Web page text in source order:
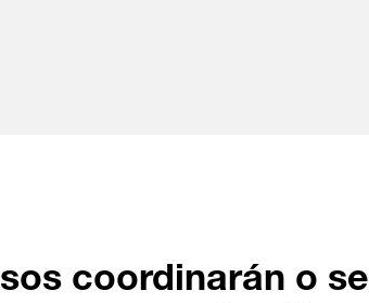
coordinarán o se